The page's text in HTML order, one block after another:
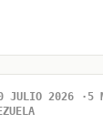
JULIO 2026
5